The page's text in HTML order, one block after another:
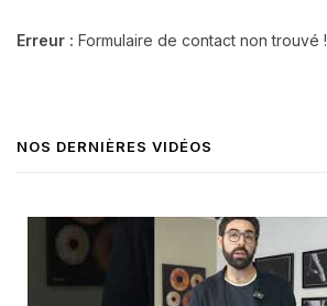
Erreur : Formulaire de contact non trouvé !
NOS DERNIÈRES VIDÉOS